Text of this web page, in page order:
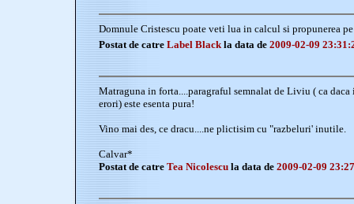
Domnule Cristescu poate veti lua in calcul si propunerea
Postat de catre Label Blackla data de 2009-02-09
Matraguna in forta....paragraful semnalat de Liviu ( ca daca
erori) este esenta pura!
Vino mai des, ce dracu....ne plictisim cu "razbeluri' inutile.
Calvar*
Postat de catre Tea Nicolescu la data de 2009-02-09